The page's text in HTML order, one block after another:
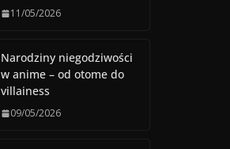
11/05/2026
Narodziny niegodziwości
w anime – od otome do
villainess
09/05/2026